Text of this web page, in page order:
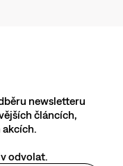
newsletteru
článcích,
odvolat.